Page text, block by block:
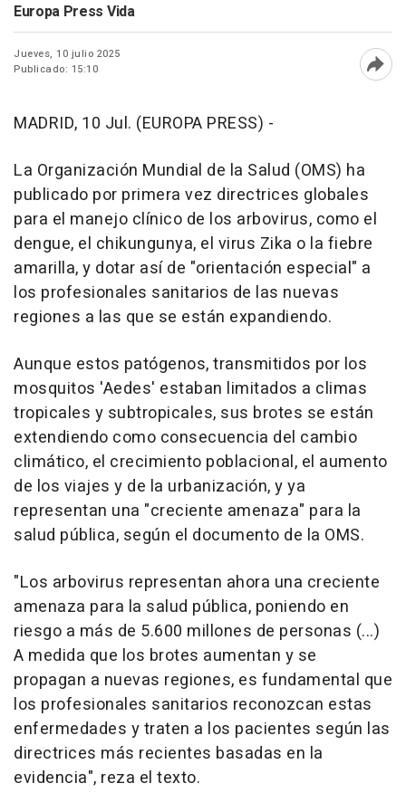
Europa Press Vida
Jueves, 10 julio 2025
Publicado: 15:10
MADRID, 10 Jul. (EUROPA PRESS) -
La Organización Mundial de la Salud (OMS) ha
publicado por primera vez directrices globales
para el manejo clínico de los arbovirus, como el
dengue, el chikungunya, el virus Zika o la fiebre
amarilla, y dotar así de "orientación especial" a
los profesionales sanitarios de las nuevas
regiones a las que se están expandiendo.
Aunque estos patógenos, transmitidos por los
mosquitos 'Aedes' estaban limitados a climas
tropicales y subtropicales, sus brotes se están
extendiendo como consecuencia del cambio
climático, el crecimiento poblacional, el aumento
de los viajes y de la urbanización, y ya
representan una "creciente amenaza" para la
salud pública, según el documento de la OMS.
"Los arbovirus representan ahora una creciente
amenaza para la salud pública, poniendo en
riesgo a más de 5.600 millones de personas (...)
A medida que los brotes aumentan y se
propagan a nuevas regiones, es fundamental que
los profesionales sanitarios reconozcan estas
enfermedades y traten a los pacientes según las
directrices más recientes basadas en la
evidencia", reza el texto.